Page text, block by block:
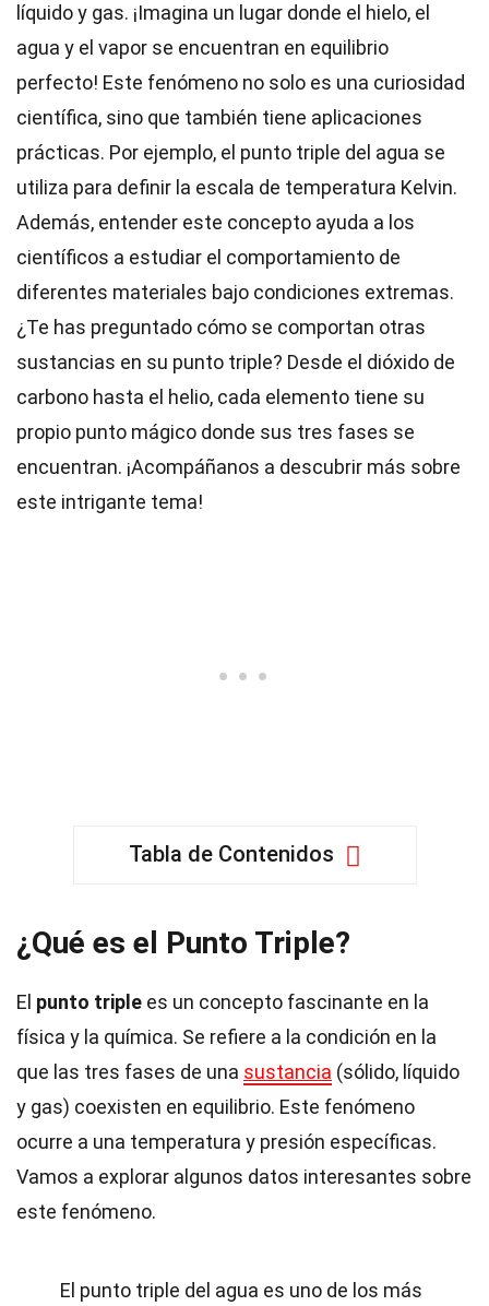
líquido y gas. ¡Imagina un lugar donde el hielo, el
agua y el vapor se encuentran en equilibrio
perfecto! Este fenómeno no solo es una curiosidad
científica, sino que también tiene aplicaciones
prácticas. Por ejemplo, el punto triple del agua se
utiliza para definir la escala de temperatura Kelvin.
Además, entender este concepto ayuda a los
científicos a estudiar el comportamiento de
diferentes materiales bajo condiciones extremas.
¿Te has preguntado cómo se comportan otras
sustancias en su punto triple? Desde el dióxido de
carbono hasta el helio, cada elemento tiene su
propio punto mágico donde sus tres fases se
encuentran. ¡Acompáñanos a descubrir más sobre
este intrigante tema!
Tabla de Contenidos
¿Qué es el Punto Triple?
El punto triple es un concepto fascinante en la
física y la química. Se refiere a la condición en la
que las tres fases de una sustancia (sólido, líquido
y gas) coexisten en equilibrio. Este fenómeno
ocurre a una temperatura y presión específicas.
Vamos a explorar algunos datos interesantes sobre
este fenómeno.
El punto triple del agua es uno de los más